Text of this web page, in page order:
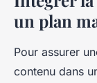
un plan
Pour assurer
contenu dans